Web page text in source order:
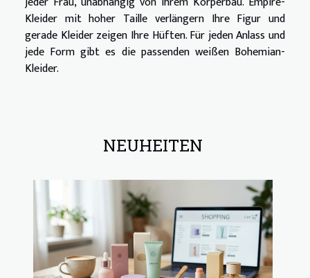
Kleider mit hoher Taille verlängern Ihre Figur und
gerade Kleider zeigen Ihre Hüften. Für jeden Anlass und
jede Form gibt es die passenden weißen Bohemian-
Kleider.
NEUHEITEN